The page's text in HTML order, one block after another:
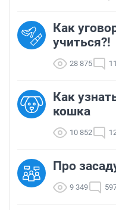
Как
учиться?!
28 875
Как
кошка
10 852
Про
9 349